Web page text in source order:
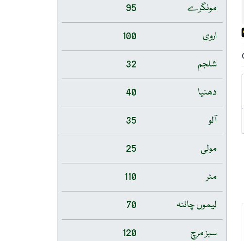
مونگرے
95
اروی
100
شلجم
32
دھنیا
40
آلو
35
مولی
25
مٹر
110
لیموں چائنہ
70
سبز مرچ
120